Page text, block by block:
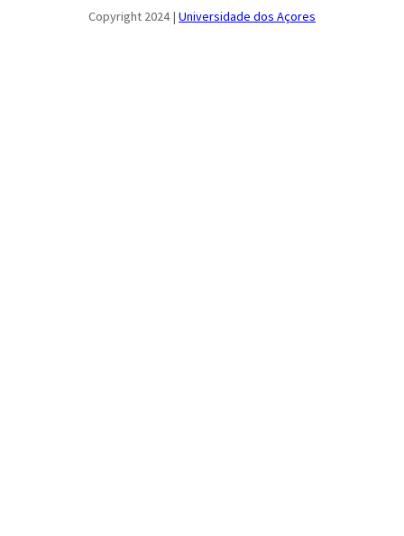
Copyright 2024 | Universidade dos Açores